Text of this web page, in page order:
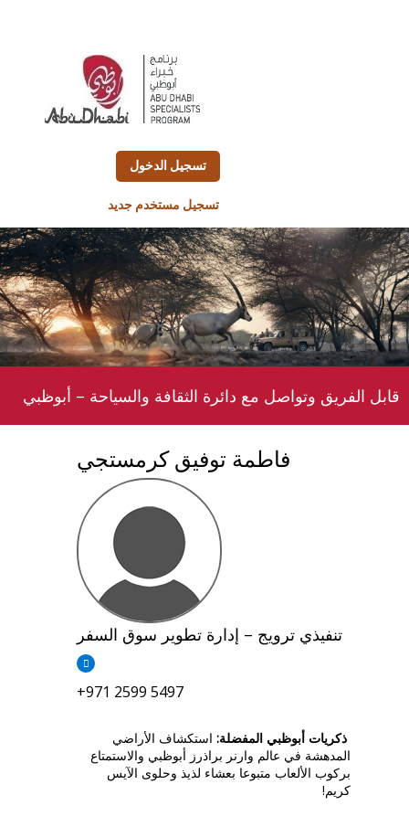
تسجيل الدخول
تسجيل مستخدم جديد
قابل الفريق وتواصل مع دائرة الثقافة والسياحة – أبوظبي
فاطمة توفيق كرمستجي
تنفيذي ترويج – إدارة تطوير سوق السفر
+971 2599 5497
ذكريات أبوظبي المفضلة: استكشاف الأراضي
المدهشة في عالم وارنر براذرز أبوظبي والاستمتاع
بركوب الألعاب متبوعا بعشاء لذيذ وحلوى الآيس
كريم!